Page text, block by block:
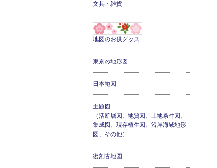
文具・雑貨
地図のお供グッズ
東京の地形図
日本地図
主題図
（活断層図、地質図、土地条件図、
集成図、現存植生図、沿岸海域地形
図、その他）
復刻古地図